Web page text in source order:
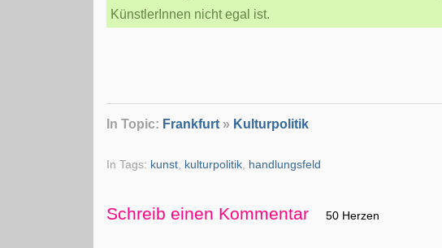
KünstlerInnen nicht egal ist.
In Topic: Frankfurt » Kulturpolitik
In Tags: kunst kulturpolitik handlungsfeld
Schreib einen Kommentar 50 Herzen